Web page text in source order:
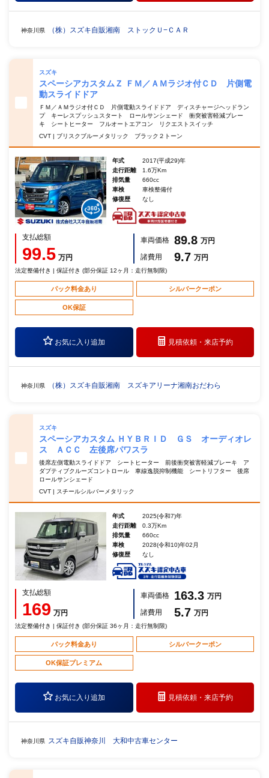
神奈川県 （株）スズキ自販湘南 ストックＵ−ＣＡＲ
スズキ
スペーシアカスタムＺ ＦＭ／ＡＭラジオ付ＣＤ 片側電
動スライドドア
ＦＭ／ＡＭラジオ付ＣＤ 片側電動スライドドア ディスチャージヘッドラン
プ キーレスプッシュスタート ロールサンシェード 衝突被害軽減ブレー
キ シートヒーター フルオートエアコン リクエストスイッチ
CVT | ブリスクブルーメタリック ブラック２トーン
年式
2017(平成29)年
走行距離
1.6万Km
排気量
660cc
車検
車検整備付
修復歴
なし
支払総額
99.5 万円
車両価格 89.8 万円
諸費用
9.7 万円
法定整備付き | 保証付き (部分保証 12ヶ月：走行無制限)
パック料金あり シルバークーポン
OK保証
お気に入り追加 見積依頼・来店予約
神奈川県 （株）スズキ自販湘南 スズキアリーナ湘南おだわら
スズキ
スペーシアカスタム ＨＹＢＲＩＤ ＧＳ オーディオレ
ス ＡＣＣ 左後席パワスラ
後席左側電動スライドドア シートヒーター 前後衝突被害軽減ブレーキ ア
ダプティブクルーズコントロール 車線逸脱抑制機能 シートリフター 後席
ロールサンシェード
CVT | スチールシルバーメタリック
年式
2025(令和7)年
走行距離
0.3万Km
排気量
660cc
車検
2028(令和10)年02月
修復歴
なし
支払総額
169 万円
車両価格 163.3 万円
諸費用
5.7 万円
法定整備付き | 保証付き (部分保証 36ヶ月：走行無制限)
パック料金あり シルバークーポン
OK保証プレミアム
お気に入り追加 見積依頼・来店予約
神奈川県 スズキ自販神奈川 大和中古車センター